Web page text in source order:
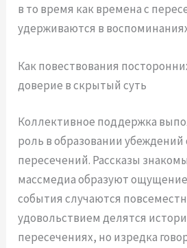
в то время как времена с
удерживаются в
Как повествования
доверие в скрытый суть
Коллективное поддержка
роль в образовании убеждений
пересечений. Рассказы
массмедиа образуют
события случаются
удовольствием делятся
пересечениях, но изредка